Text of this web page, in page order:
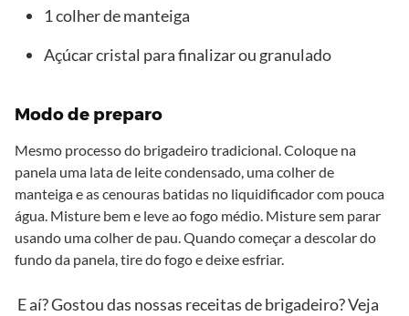
1 colher de manteiga
Açúcar cristal para finalizar ou granulado
Modo de preparo
Mesmo processo do brigadeiro tradicional. Coloque na
panela uma lata de leite condensado, uma colher de
manteiga e as cenouras batidas no liquidificador com pouca
água. Misture bem e leve ao fogo médio. Misture sem parar
usando uma colher de pau. Quando começar a descolar do
fundo da panela, tire do fogo e deixe esfriar.
E aí? Gostou das nossas receitas de brigadeiro? Veja